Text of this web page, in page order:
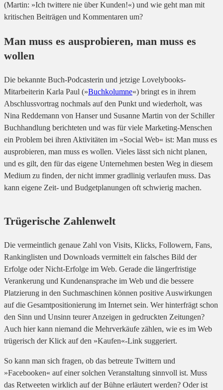
(Martin: »Ich twittere nie über Kunden!«) und wie geht man mit
kritischen Beiträgen und Kommentaren um?
Man muss es ausprobieren, man muss es
wollen
Die bekannte Buch-Podcasterin und jetzige Lovelybooks-
Mitarbeiterin Karla Paul (»Buchkolumne«) bringt es in ihrem
Abschlussvortrag nochmals auf den Punkt und wiederholt, was
Nina Reddemann von Hanser und Susanne Martin von der Schiller
Buchhandlung berichteten und was für viele Marketing-Menschen
ein Problem bei ihren Aktivitäten im »Social Web« ist: Man muss es
ausprobieren, man muss es wollen. Vieles lässt sich nicht planen,
und es gilt, den für das eigene Unternehmen besten Weg in diesem
Medium zu finden, der nicht immer gradlinig verlaufen muss. Das
kann eigene Zeit- und Budgetplanungen oft schwierig machen.
Trügerische Zahlenwelt
Die vermeintlich genaue Zahl von Visits, Klicks, Followern, Fans,
Rankinglisten und Downloads vermittelt ein falsches Bild der
Erfolge oder Nicht-Erfolge im Web. Gerade die längerfristige
Verankerung und Kundenansprache im Web und die bessere
Platzierung in den Suchmaschinen können positive Auswirkungen
auf die Gesamtpositionierung im Internet sein. Wer hinterfrägt schon
den Sinn und Unsinn teurer Anzeigen in gedruckten Zeitungen?
Auch hier kann niemand die Mehrverkäufe zählen, wie es im Web
trügerisch der Klick auf den »Kaufen«-Link suggeriert.
So kann man sich fragen, ob das betreute Twittern und
»Facebooken« auf einer solchen Veranstaltung sinnvoll ist. Muss
das Retweeten wirklich auf der Bühne erläutert werden? Oder ist